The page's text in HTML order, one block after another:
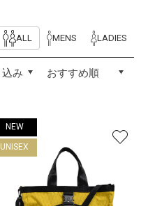
ALL MENS LADIES
NEW
UNISEX